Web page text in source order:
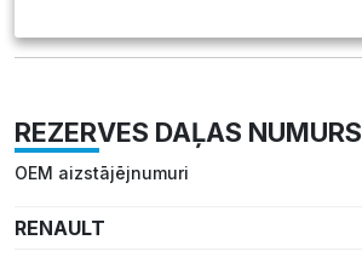
REZERVES DAĻAS NUMURS
OEM aizstājējnumuri
RENAULT